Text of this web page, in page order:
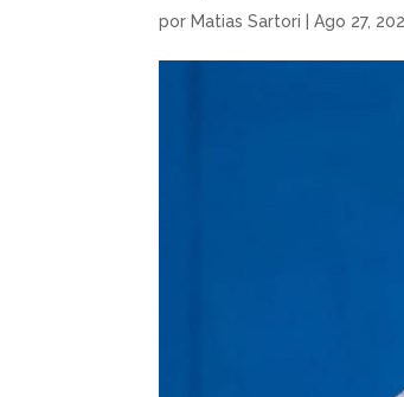
por Matias Sartori |Ago 27,